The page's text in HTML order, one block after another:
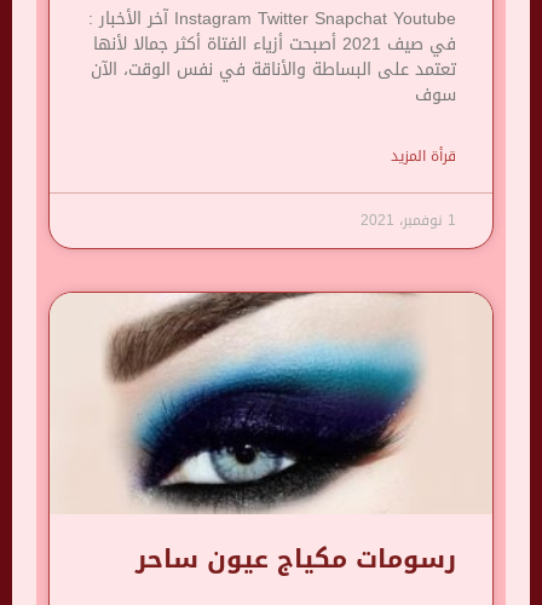
Instagram Twitter Snapchat Youtube آخر الأخبار :
في صيف 2021 أصبحت أزياء الفتاة أكثر جمالا لأنها
تعتمد على البساطة والأناقة في نفس الوقت، الآن
سوف
قرأة المزيد
1 نوفمبر، 2021
رسومات مكياج عيون ساحر